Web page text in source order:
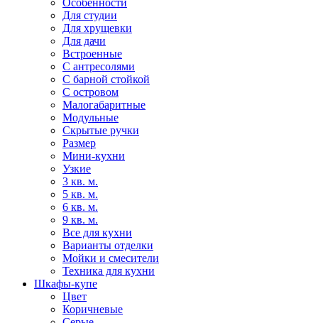
Особенности
Для студии
Для хрущевки
Для дачи
Встроенные
С антресолями
С барной стойкой
С островом
Малогабаритные
Модульные
Скрытые ручки
Размер
Мини-кухни
Узкие
3 кв. м.
5 кв. м.
6 кв. м.
9 кв. м.
Все для кухни
Варианты отделки
Мойки и смесители
Техника для кухни
Шкафы-купе
Цвет
Коричневые